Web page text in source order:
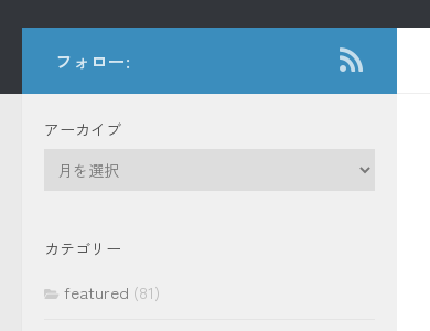
フォロー:
アーカイブ
イ
カテゴリー
featured (81)